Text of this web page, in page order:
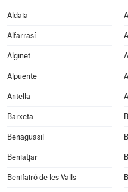
Aldaia
Alfarrasí
Alginet
Alpuente
Antella
Barxeta
Benaguasil
Beniatjar
Benifairó de les Valls